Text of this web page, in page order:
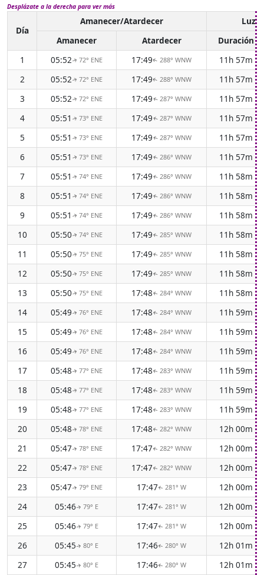
Desplázate a la derecha para ver más
Día
Amanecer/Atardecer
Luz
Amanecer
Atardecer
Duración
1
05:52↑72° ENE 17:49↑ 288° WNW
11h 57m
2
05:52↑72° ENE 17:49↑ 288° WNW
11h 57m
3
05:52↑72° ENE 17:49↑ 287° WNW
11h 57m
4
05:51 ↑73° ENE 17:49↑ 287° WNW
11h 57m
5
05:51 ↑73° ENE 17:49↑ 287° WNW
11h 57m
6
05:51 ↑73° ENE 17:49↑ 286° WNW
11h 57m
7
05:51 ↑ 74° ENE 17:49↑ 286° WNW
11h 58m
8
05:51 ↑ 74° ENE 17:49↑ 286° WNW
11h 58m
9
05:51 ↑ 74° ENE 17:49↑ 286° WNW
11h 58m
10
05:50↑ 74° ENE 17:49↑ 285° WNW
11h 58m
11
05:50↑ 75° ENE 17:49↑ 285° WNW
11h 58m
12
05:50↑ 75° ENE 17:49↑ 285° WNW
11h 58m
13
05:50↑ 75° ENE 17:48↑ 284° WNW
11h 58m
14
05:49↑ 76° ENE 17:48↑ 284° WNW
11h 59m
15
05:49↑ 76° ENE 17:48↑ 284° WNW
11h 59m
16
05:49↑ 76° ENE 17:48↑ 284° WNW
11h 59m
17
05:48↑ 77° ENE 17:48↑ 283° WNW
11h 59m
18
05:48↑ 77° ENE 17:48↑ 283° WNW
11h 59m
19
05:48↑ 77° ENE 17:48↑ 283° WNW
11h 59m
20
05:48↑ 78° ENE 17:48↑ 282° WNW
12h 00m
21
05:47↑ 78° ENE 17:47↑ 282° WNW
12h 00m
22
05:47↑ 78° ENE 17:47↑ 282° WNW
12h 00m
23
05:47↑ 79° ENE 17:47↑ 281° W
12h 00m
24
05:46↑ 79° E 17:47↑ 281° W
12h 00m
25
05:46↑ 79° E 17:47↑ 281° W
12h 00m
26
05:45↑ 80° E 17:46↑ 280° W
12h 01m
27
05:45↑ 80° E 17:46↑ 280° W 12h 01m